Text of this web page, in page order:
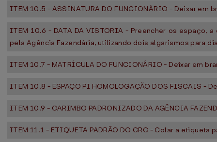
ITEM 10.5 - ASSINATURA DO FUNCIONÁRIO - Deixar em
ITEM 10.6 - DATA DA VISTORIA - Preencher os espaço,
pela Agência Fazendária, utilizando dois algarismos para
ITEM 10.7 - MATRÍCULA DO FUNCIONÁRIO - Deixar em
ITEM 10.8 - ESPAÇO PI HOMOLOGAÇÃO DOS FISCAIS -
ITEM 10.9 - CARIMBO PADRONIZADO DA AGÊNCIA
ITEM 11.1 - ETIQUETA PADRÃO DO CRC - Colar a etiqueta